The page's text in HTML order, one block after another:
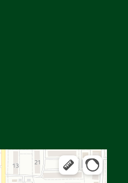
орындарды іздеу